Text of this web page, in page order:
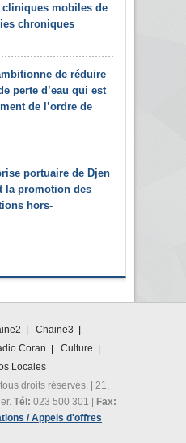
mobiles de
chroniques
de réduire
perte d’eau qui est
de l’ordre de
portuaire de Djen
la promotion des
hors-
Chaine3
Coran
Culture
Locales
droits réservés. | 21,
Tél: 023 500 301 | Fax:
/ Appels d'offres